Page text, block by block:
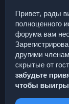
Привет, рады
полноценного
форума вам
другими
скрытые от
забудьте
чтобы